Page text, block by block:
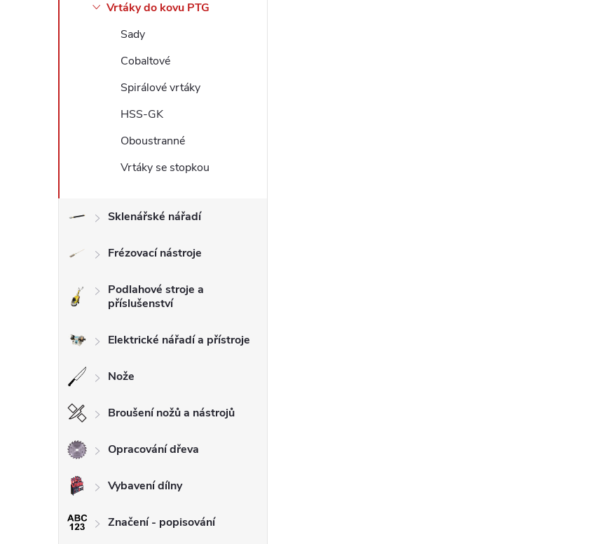
Vrtáky do kovu PTG
Sady
Cobaltové
Spirálové vrtáky
HSS-GK
Oboustranné
Vrtáky se stopkou
Sklenářské nářadí
Frézovací nástroje
Podlahové stroje a
příslušenství
Elektrické nářadí a přístroje
Nože
Broušení nožů a nástrojů
Opracování dřeva
Vybavení dílny
Značení - popisování